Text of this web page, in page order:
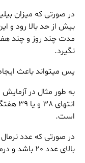
در صورتی که میزان
بیش از حد بالا رود و
مدت چند روز و چند
نگیرد.
پس میتواند باعث
است.
بالای عدد 20 باشد و درمانی صورت نگیرد میتواند خطرساز باشد.